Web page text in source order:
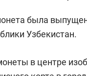
была
Узбекистан.
в центре